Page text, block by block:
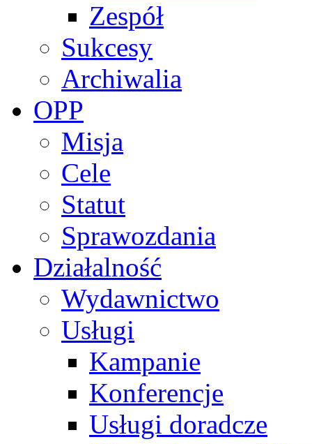
Zespół
Sukcesy
Archiwalia
OPP
Misja
Cele
Statut
Sprawozdania
Działalność
Wydawnictwo
Usługi
Kampanie
Konferencje
Usługi doradcze